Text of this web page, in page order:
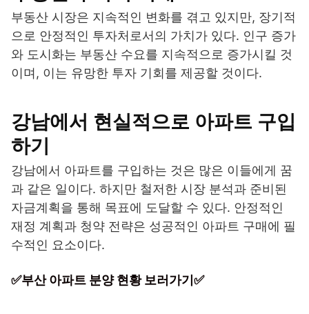
부동산 시장은 지속적인 변화를 겪고 있지만, 장기적
으로 안정적인 투자처로서의 가치가 있다. 인구 증가
와 도시화는 부동산 수요를 지속적으로 증가시킬 것
이며, 이는 유망한 투자 기회를 제공할 것이다.
강남에서 현실적으로 아파트 구입
하기
강남에서 아파트를 구입하는 것은 많은 이들에게 꿈
과 같은 일이다. 하지만 철저한 시장 분석과 준비된
자금계획을 통해 목표에 도달할 수 있다. 안정적인
재정 계획과 청약 전략은 성공적인 아파트 구매에 필
수적인 요소이다.
✅부산 아파트 분양 현황 보러가기✅